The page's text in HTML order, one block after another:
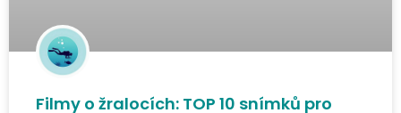
Filmy o žralocích: TOP 10 snímků pro